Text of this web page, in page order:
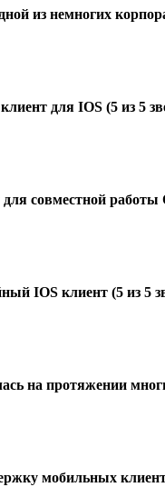
из немногих
для IOS (5 из 5
совместной работы
IOS клиент (5 из 5
на протяжении
мобильных